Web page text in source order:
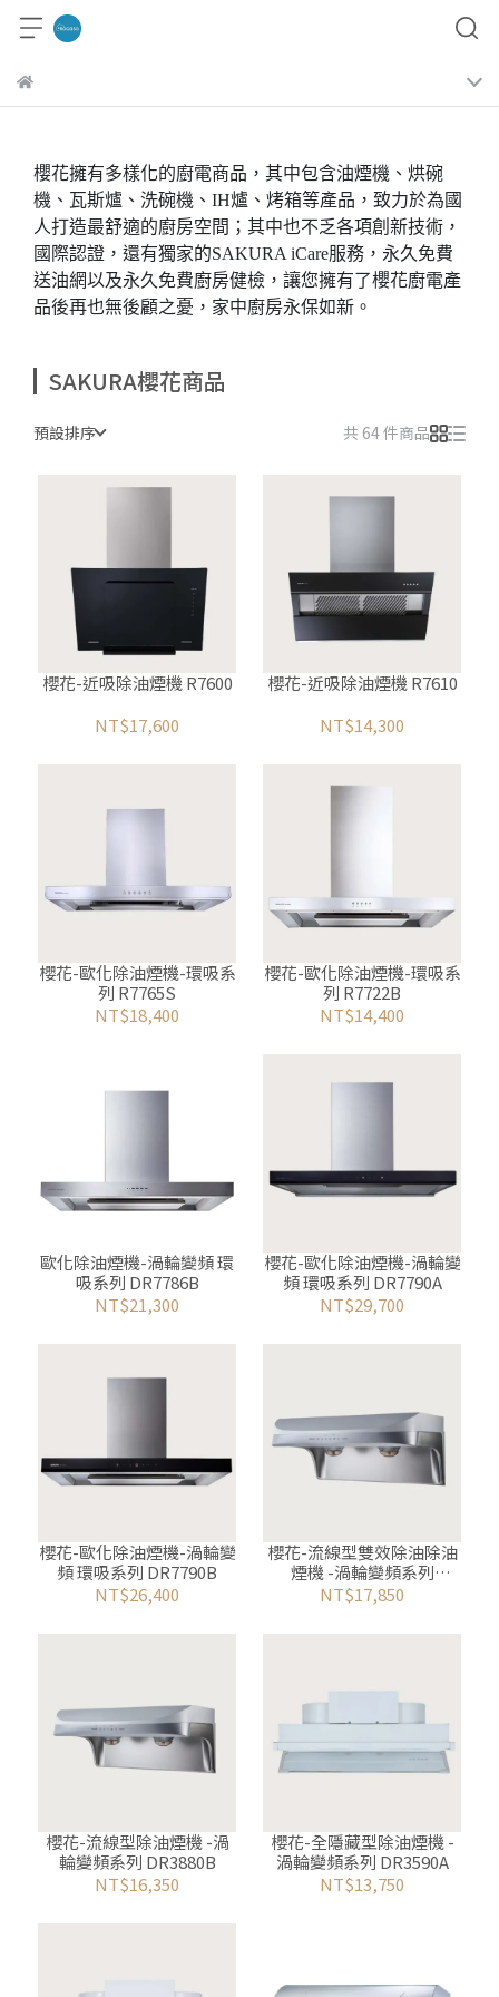
櫻花擁有多樣化的廚電商品，其中包含油煙機、烘碗
機、瓦斯爐、洗碗機、IH爐、烤箱等產品，致力於為國
人打造最舒適的廚房空間；其中也不乏各項創新技術，
國際認證，還有獨家的SAKURA iCare服務，永久免費
送油網以及永久免費廚房健檢，讓您擁有了櫻花廚電產
品後再也無後顧之憂，家中廚房永保如新。
SAKURA櫻花商品
預設排序 共 64 件商品
櫻花-近吸除油煙機 R7600
NT$17,600
櫻花-近吸除油煙機 R7610
NT$14,300
櫻花-歐化除油煙機-環吸系
列 R7765S
NT$18,400
櫻花-歐化除油煙機-環吸系
列 R7722B
NT$14,400
歐化除油煙機-渦輪變頻 環
吸系列 DR7786B
NT$21,300
櫻花-歐化除油煙機-渦輪變
頻 環吸系列 DR7790A
NT$29,700
櫻花-歐化除油煙機-渦輪變
頻 環吸系列 DR7790B
NT$26,400
櫻花-流線型雙效除油除油
煙機 -渦輪變頻系列
DR3882B
NT$17,850
櫻花-流線型除油煙機 -渦
輪變頻系列 DR3880B
NT$16,350
櫻花-全隱藏型除油煙機 -
渦輪變頻系列 DR3590A
NT$13,750